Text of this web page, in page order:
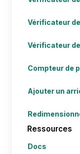
Vérificateur
Vérificateur
Compteur de
Ajouter un
Ressources
Docs